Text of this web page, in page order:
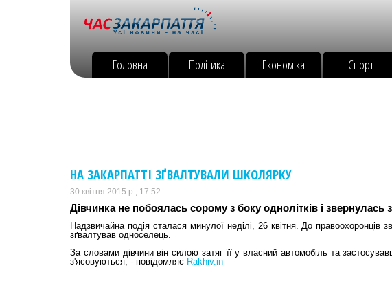
Головна Політика Економіка Спорт
НА ЗАКАРПАТТІ ЗҐВАЛТУВАЛИ ШКОЛЯРКУ
30 квітня 2015 р., 17:52
Дівчинка не побоялась сорому з боку однолітків і звернулась
Надзвичайна подія сталася минулої неділі, 26 квітня. До
зґвалтував односелець.
За словами дівчини він силою затяг її у власний автомобіль та
з'ясовуються, - повідомляє Rakhiv.in